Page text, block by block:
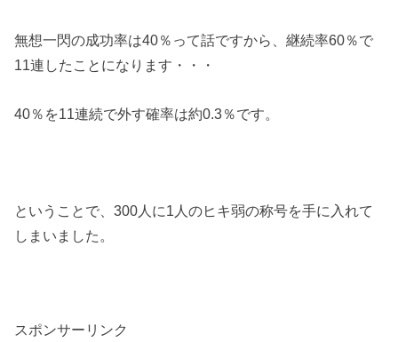
無想一閃の成功率は40％って話ですから、継続率60％で
11連したことになります・・・
40％を11連続で外す確率は約0.3％です。
ということで、300人に1人のヒキ弱の称号を手に入れて
しまいました。
スポンサーリンク